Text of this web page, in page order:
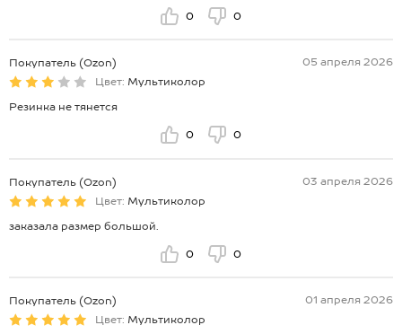
0 0
Покупатель (Ozon)
05 апреля 2026
Цвет: Мультиколор
Резинка не тянется
0 0
Покупатель (Ozon)
03 апреля 2026
Цвет: Мультиколор
заказала размер большой.
0 0
Покупатель (Ozon)
01 апреля 2026
Цвет: Мультиколор